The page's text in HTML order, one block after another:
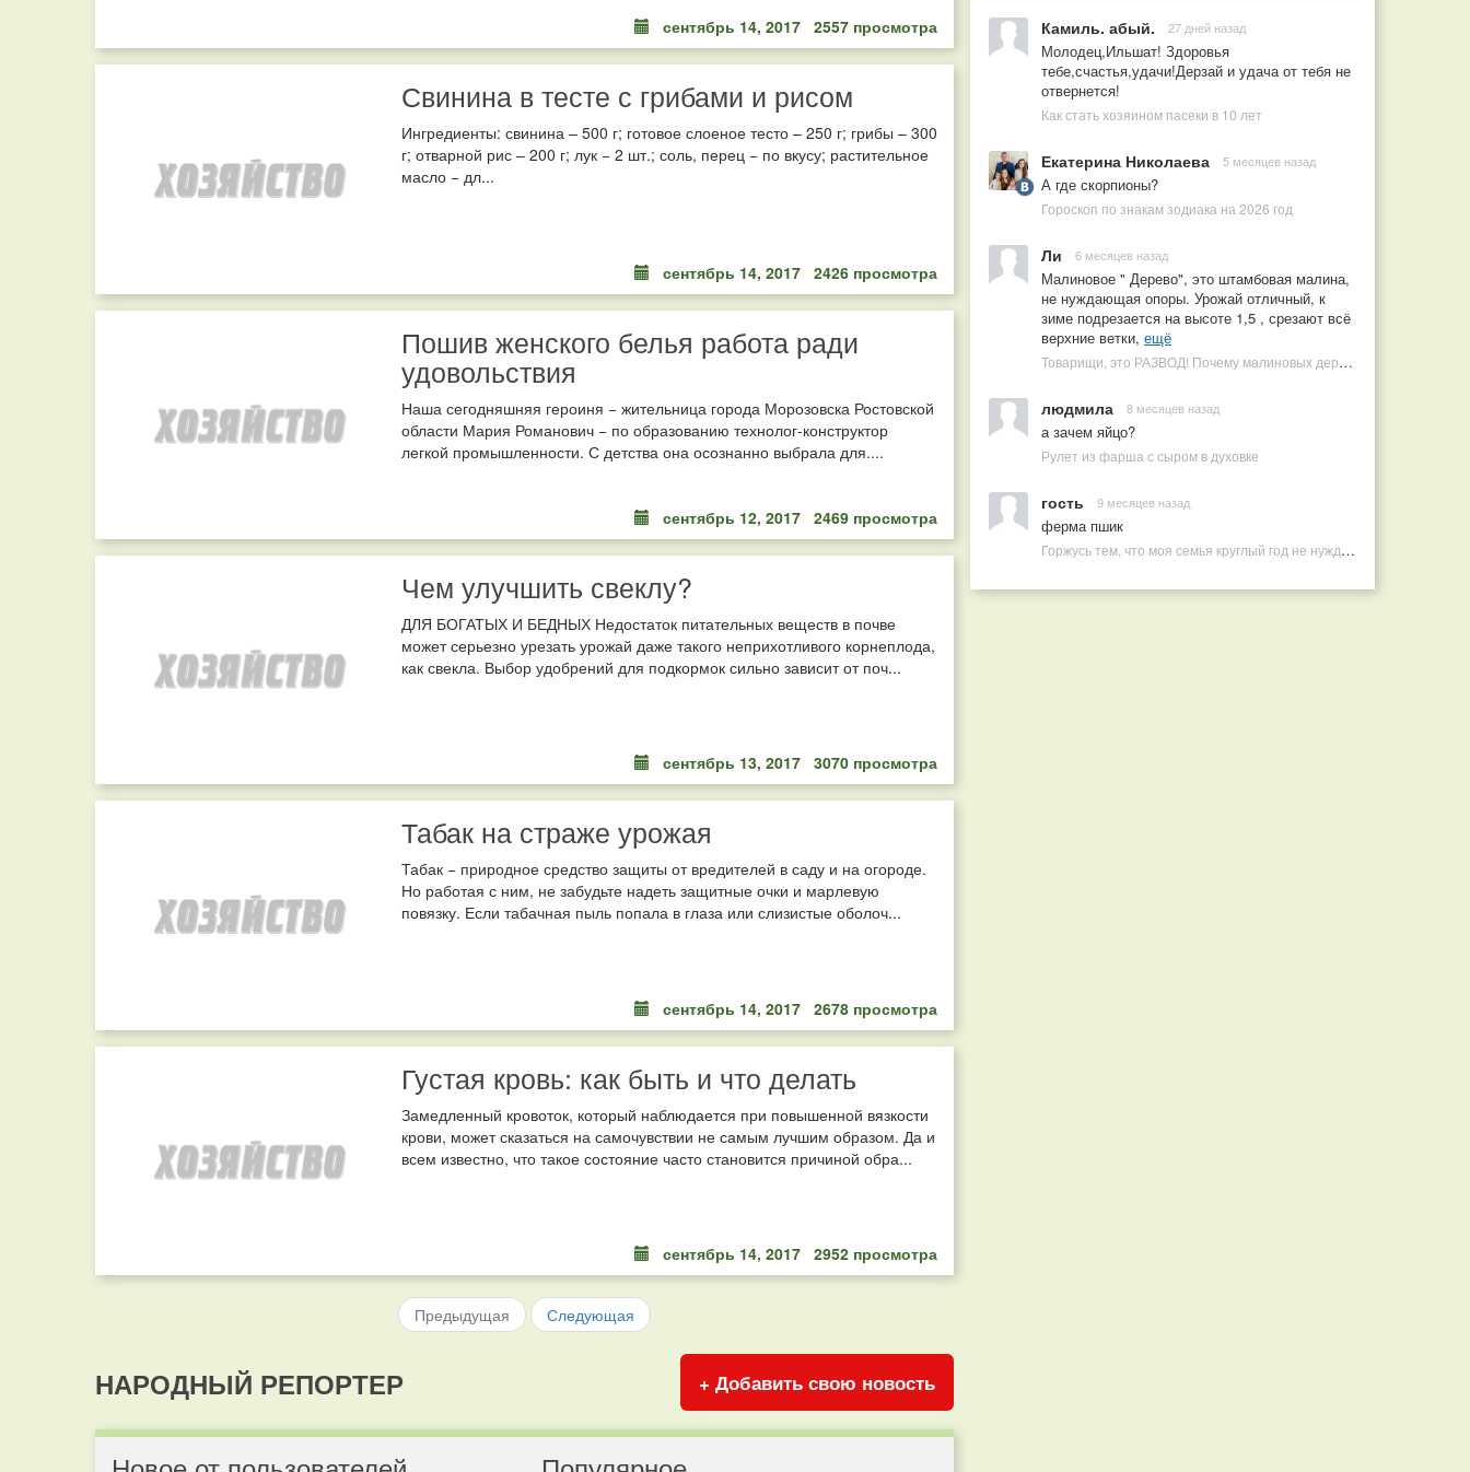
сентябрь 14, 2017 2557 просмотра
Свинина в тесте с грибами и рисом
Ингредиенты: свинина – 500 г; готовое слоеное тесто – 250 г; грибы – 300
г; отварной рис – 200 г; лук − 2 шт.; соль, перец − по вкусу; растительное
масло − дл...
сентябрь 14, 2017 2426 просмотра
Пошив женского белья работа ради
удовольствия
Наша сегодняшняя героиня − жительница города Морозовска Ростовской
области Мария Романович − по образованию технолог-конструктор
легкой промышленности. С детства она осознанно выбрала для....
сентябрь 12, 2017 2469 просмотра
Чем улучшить свеклу?
ДЛЯ БОГАТЫХ И БЕДНЫХ Недостаток питательных веществ в почве
может серьезно урезать урожай даже такого неприхотливого корнеплода,
как свекла. Выбор удобрений для подкормок сильно зависит от поч...
сентябрь 13, 2017 3070 просмотра
Табак на страже урожая
Табак − природное средство защиты от вредителей в саду и на огороде.
Но работая с ним, не забудьте надеть защитные очки и марлевую
повязку. Если табачная пыль попала в глаза или слизистые оболоч...
сентябрь 14, 2017 2678 просмотра
Густая кровь: как быть и что делать
Замедленный кровоток, который наблюдается при повышенной вязкости
крови, может сказаться на самочувствии не самым лучшим образом. Да и
всем известно, что такое состояние часто становится причиной обра...
сентябрь 14, 2017 2952 просмотра
Предыдущая Следующая
НАРОДНЫЙ РЕПОРТЕР + Добавить свою новость
Камиль. абый. 27 дней назад
Молодец,Ильшат! Здоровья
тебе,счастья,удачи!Дерзай и удача от тебя не
отвернется!
Как стать хозяином пасеки в 10 лет
Екатерина Николаева 5 месяцев назад
А где скорпионы?
Гороскоп по знакам зодиака на 2026 год
Ли 6 месяцев назад
Малиновое " Дерево", это штамбовая малина,
не нуждающая опоры. Урожай отличный, к
зиме подрезается на высоте 1,5 , срезают всё
верхние ветки, ещё
Товарищи, это РАЗВОД! Почему малиновых деревьев не бывает, или Как ушлые продавцы наживаются на мечтах садоводов
людмила 8 месяцев назад
а зачем яйцо?
Рулет из фарша с сыром в духовке
гость 9 месяцев назад
ферма пшик
Горжусь тем, что моя семья круглый год не нуждается в покупных витаминах